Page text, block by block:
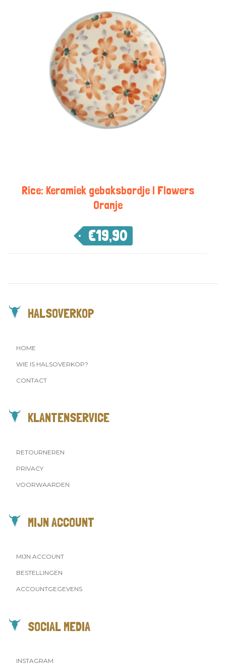
Rice: Keramiek gebaksbordje | Flowers
Oranje
€19,90
HALSOVERKOP
HOME
WIE IS HALSOVERKOP?
CONTACT
KLANTENSERVICE
RETOURNEREN
PRIVACY
VOORWAARDEN
MIJN ACCOUNT
MIJN ACCOUNT
BESTELLINGEN
ACCOUNTGEGEVENS
SOCIAL MEDIA
INSTAGRAM